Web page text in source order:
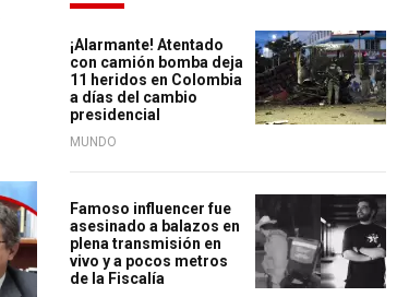
¡Alarmante! Atentado
con camión bomba deja
11 heridos en Colombia
a días del cambio
presidencial
MUNDO
Famoso influencer fue
asesinado a balazos en
plena transmisión en
vivo y a pocos metros
de la Fiscalía